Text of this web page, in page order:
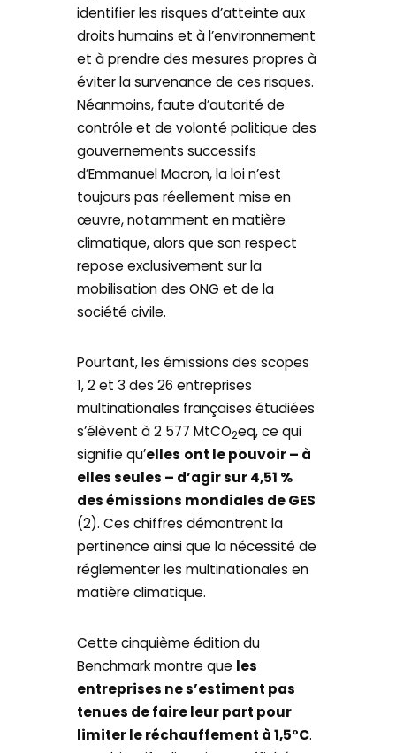
identifier les risques d’atteinte aux
droits humains et à l’environnement
et à prendre des mesures propres à
éviter la survenance de ces risques.
Néanmoins, faute d’autorité de
contrôle et de volonté politique des
gouvernements successifs
d’Emmanuel Macron, la loi n’est
toujours pas réellement mise en
œuvre, notamment en matière
climatique, alors que son respect
repose exclusivement sur la
mobilisation des ONG et de la
société civile.
Pourtant, les émissions des scopes
1, 2 et 3 des 26 entreprises
multinationales françaises étudiées
s’élèvent à 2 577 MtCO2eq, ce qui
signifie qu’elles ont le pouvoir – à
elles seules – d’agir sur 4,51 %
des émissions mondiales de GES
(2). Ces chiffres démontrent la
pertinence ainsi que la nécessité de
réglementer les multinationales en
matière climatique.
Cette cinquième édition du
Benchmark montre que les
entreprises ne s’estiment pas
tenues de faire leur part pour
limiter le réchauffement à 1,5°C.